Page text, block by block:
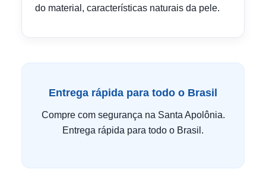
do material, características naturais da pele.
Entrega rápida para todo o Brasil
Compre com segurança na Santa Apolônia.
Entrega rápida para todo o Brasil.